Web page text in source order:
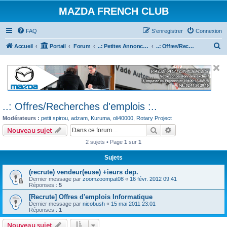
MAZDA FRENCH CLUB
FAQ Connexion
S’enregistrer
Accueil Portail Forum ..: Petites Annonces :.. (achats / ventes) ..: Offres/Recherches d'emplois :..
..: Offres/Recherches d'emplois :..
Modérateurs : petit spirou adzam Kuruma oli40000 Rotary Project
Nouveau sujet Rechercher
2 sujets • Page 1 sur 1
Sujets
(recrute) vendeur(euse) +ieurs dep.
Dernier message par zoomzoompat08 « 16 févr. 2012 09:41
Réponses : 5
[Recrute] Offres d'emplois Informatique
Dernier message par nicobush « 15 mai 2011 23:01
Réponses : 1
Nouveau sujet